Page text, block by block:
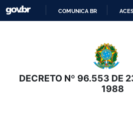
O
COMUNICA BR
DECRETO Nº 96.553 DE
1988